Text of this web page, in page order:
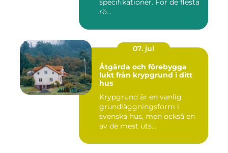
specifikationer. För de flesta
rö...
07. jul
Åtgärda och förebygga
lukt från krypgrund i ditt
hus
Krypgrund är en vanlig
grundläggningsform i
svenska hus, men också en
av de mest uts...